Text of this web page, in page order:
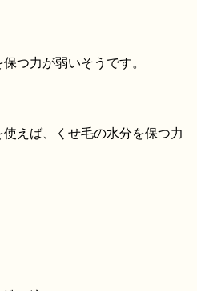
つ力が弱いそうです。
えば、くせ毛の水分を保つ力